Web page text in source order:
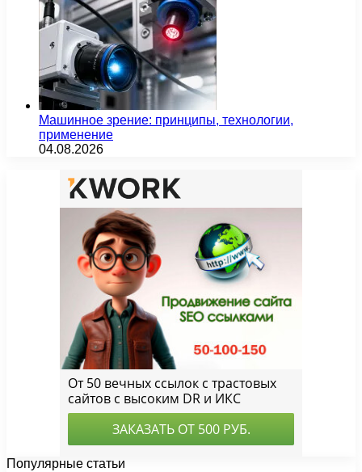
Машинное зрение: принципы, технологии,
применение
04.08.2026
Популярные статьи